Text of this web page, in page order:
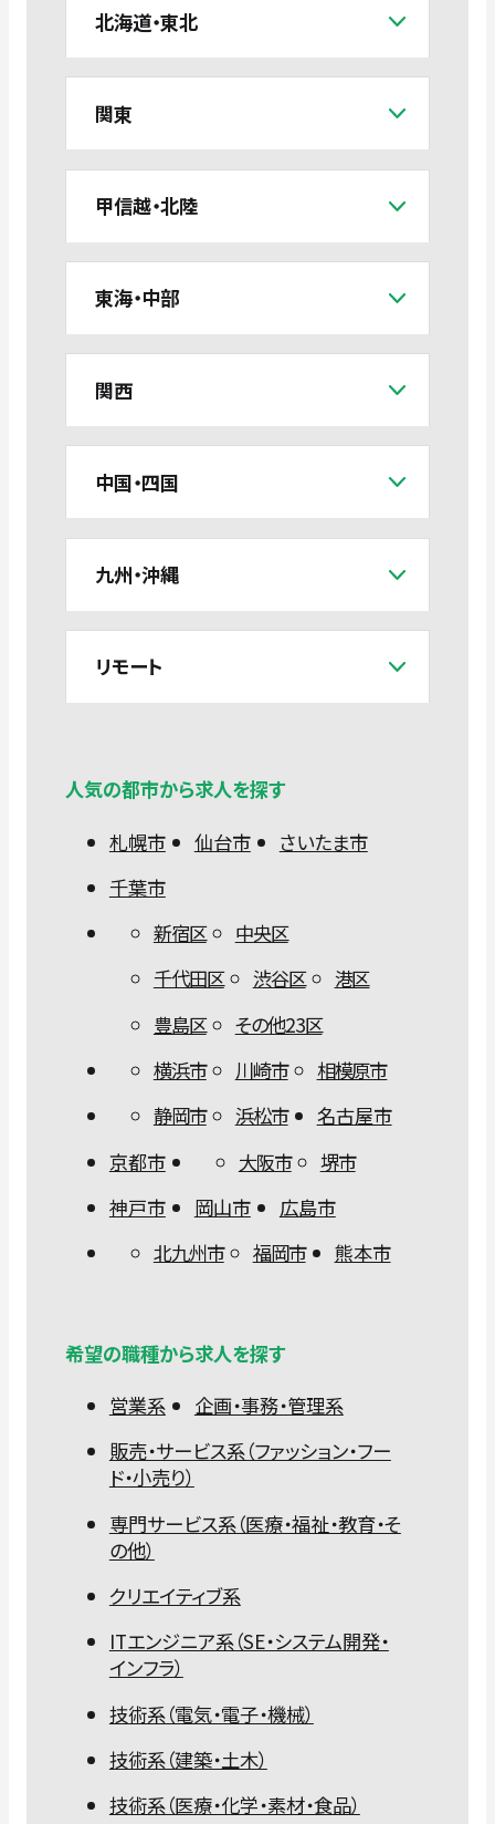
北海道・東北
関東
甲信越・北陸
東海・中部
関西
中国・四国
九州・沖縄
リモート
人気の都市から求人を探す
札幌市
仙台市
さいたま市
千葉市
新宿区
中央区
千代田区
渋谷区
港区
豊島区
その他23区
横浜市
川崎市
相模原市
静岡市
浜松市
名古屋市
京都市
大阪市
堺市
神戸市
岡山市
広島市
北九州市
福岡市 熊本市
希望の職種から求人を探す
営業系
企画・事務・管理系
販売・サービス系（ファッション・フー
ド・小売り）
専門サービス系（医療・福祉・教育・そ
の他）
クリエイティブ系
ITエンジニア系（SE・システム開発・
インフラ）
技術系（電気・電子・機械）
技術系（建築・土木）
技術系（医療・化学・素材・食品）